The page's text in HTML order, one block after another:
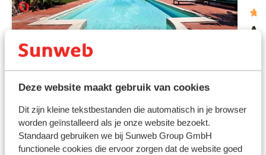
Deze website maakt gebruik van cookies
Dit zijn kleine tekstbestanden die automatisch in je browser
worden geïnstalleerd als je onze website bezoekt.
Standaard gebruiken we bij Sunweb Group GmbH
functionele cookies die ervoor zorgen dat de website goed
8.7 Fantastisch
Casale Romano Resort
Motta Camastra Sicilië Italië
Overnachten in een oud landhuis
Plekje om tot rust te komen